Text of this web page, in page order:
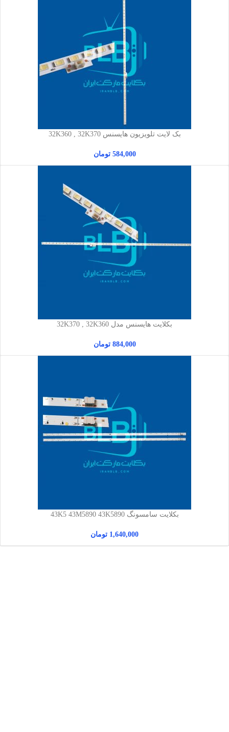
بک لایت تلویزیون هایسنس 32K360 , 32K370
584,000 تومان
بکلایت هایسنس مدل 32K370 , 32K360
884,000 تومان
بکلایت سامسونگ 43K5 43M5890 43K5890
1,640,000 تومان